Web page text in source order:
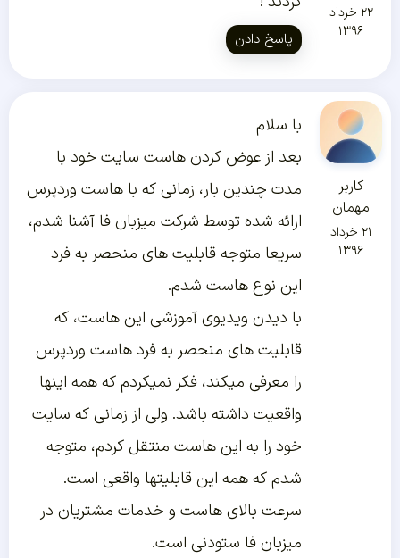
۲۲ خرداد
۱۳۹۶
پاسخ دادن
کاربر
مهمان
۲۱ خرداد
۱۳۹۶
با سلام
بعد از عوض کردن هاست سایت خود با
مدت چندین بار، زمانی که با هاست وردپرس
ارائه شده توسط شرکت میزبان فا آشنا شدم،
سریعا متوجه قابلیت های منحصر به فرد
این نوع هاست شدم.
با دیدن ویدیوی آموزشی این هاست، که
قابلیت های منحصر به فرد هاست وردپرس
را معرفی میکند، فکر نمیکردم که همه اینها
واقعیت داشته باشد. ولی از زمانی که سایت
خود را به این هاست منتقل کردم، متوجه
شدم که همه این قابلیتها واقعی است.
سرعت بالای هاست و خدمات مشتریان در
میزبان فا ستودنی است.